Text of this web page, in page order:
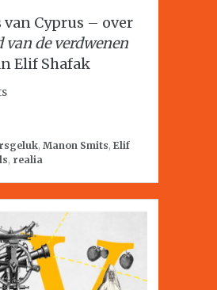
van Cyprus – over
van de verdwenen
Elif Shafak
, Manon Smits, Elif
, realia